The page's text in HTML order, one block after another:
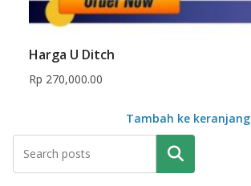
Harga U Ditch
Rp 270,000.00
Tambah ke keranjang
Pencarian